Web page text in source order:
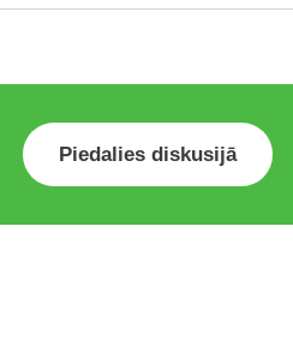
Piedalies diskusijā